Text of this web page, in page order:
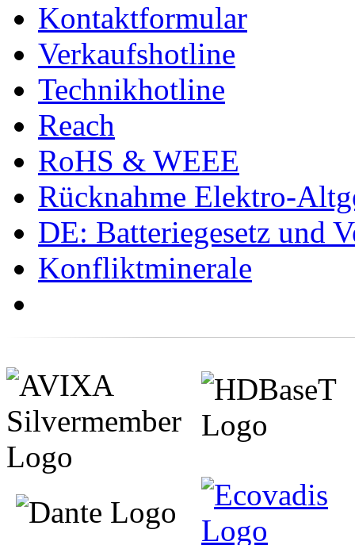
Kontaktformular
Verkaufshotline
Technikhotline
Reach
RoHS & WEEE
Rücknahme Elektro-
DE: Batteriegesetz und
Konfliktminerale